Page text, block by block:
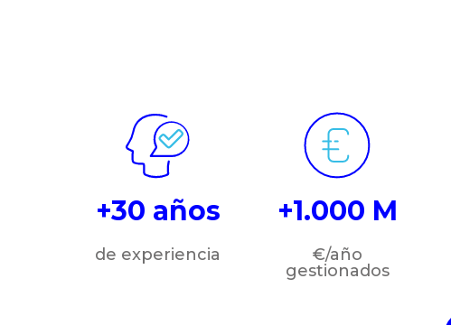
+30 años
de experiencia
+1.000 M
€/año
gestionados